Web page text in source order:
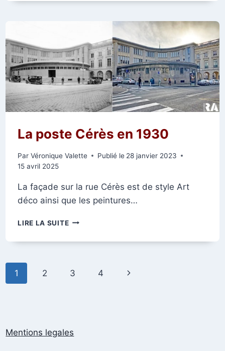
DESTEUQUE
PONSARDIN,
19
SEPTEMBRE
1914
La poste Cérès en 1930
Par Véronique Valette Publié le 28 janvier 2023
15 avril 2025
La façade sur la rue Cérès est de style Art
déco ainsi que les peintures…
LIRE LA SUITELA
CÉRÈS
Navigation
de
1 2 3 4
Page
Mentions legales